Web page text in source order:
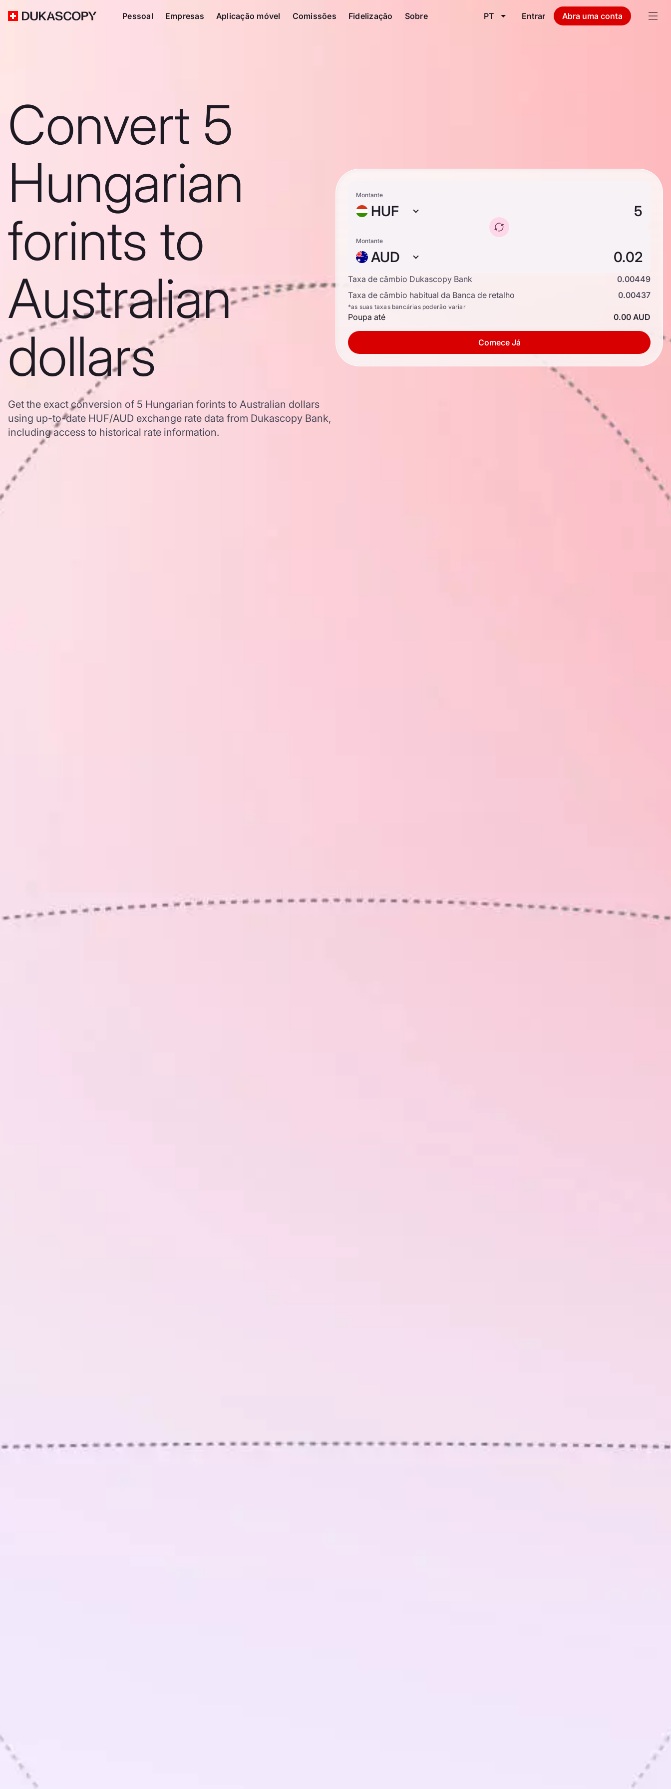
Pessoal Empresas Aplicação móvel Comissões Fidelização Sobre PT Entrar Abra uma conta
Convert 5
Hungarian
forints to
Australian
dollars
Get the exact conversion of 5 Hungarian forints to Australian dollars
using up-to-date HUF/AUD exchange rate data from Dukascopy Bank,
including access to historical rate information.
Montante
HUF
Montante
AUD
Taxa de câmbio Dukascopy Bank
0.00449
Taxa de câmbio habitual da Banca de retalho
0.00437
*as suas taxas bancárias poderão variar
Poupa até 0.00 AUD
Comece Já